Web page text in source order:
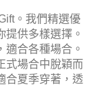
。我們精選優
提供多樣選擇。
適合各種場合。
式場合中脫穎而
合夏季穿著，透